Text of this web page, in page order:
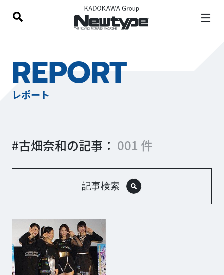
REPORT
レポート
#古畑奈和の記事： 001 件
記事検索